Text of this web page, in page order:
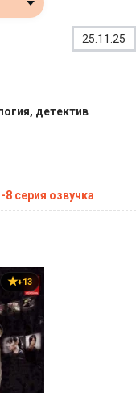
25.11.25
детектив
8 серия озвучка
+13